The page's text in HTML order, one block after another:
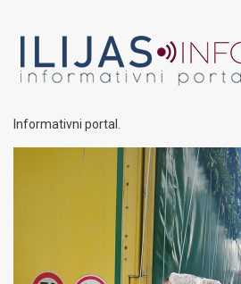
Informativni portal.